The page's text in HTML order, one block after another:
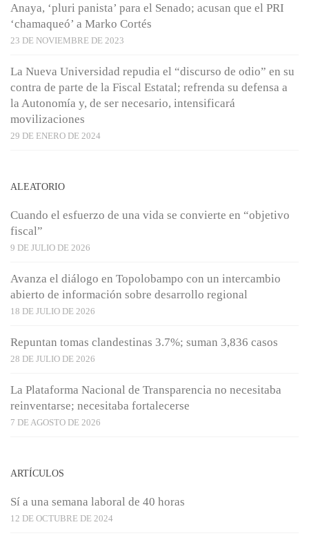
Anaya, ‘pluri panista’ para el Senado; acusan que el PRI
‘chamaqueó’ a Marko Cortés
23 DE NOVIEMBRE DE 2023
La Nueva Universidad repudia el “discurso de odio” en su
contra de parte de la Fiscal Estatal; refrenda su defensa a
la Autonomía y, de ser necesario, intensificará
movilizaciones
29 DE ENERO DE 2024
ALEATORIO
Cuando el esfuerzo de una vida se convierte en “objetivo
fiscal”
9 DE JULIO DE 2026
Avanza el diálogo en Topolobampo con un intercambio
abierto de información sobre desarrollo regional
18 DE JULIO DE 2026
Repuntan tomas clandestinas 3.7%; suman 3,836 casos
28 DE JULIO DE 2026
La Plataforma Nacional de Transparencia no necesitaba
reinventarse; necesitaba fortalecerse
7 DE AGOSTO DE 2026
ARTÍCULOS
Sí a una semana laboral de 40 horas
12 DE OCTUBRE DE 2024